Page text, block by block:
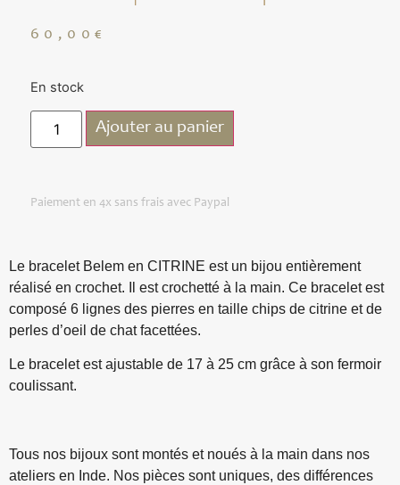
60,00 €
En stock
Ajouter au panier
Paiement en 4x sans frais avec Paypal
Le bracelet Belem en CITRINE est un bijou entièrement
réalisé en crochet. Il est crochetté à la main. Ce bracelet est
composé 6 lignes des pierres en taille chips de citrine et de
perles d’oeil de chat facettées.
Le bracelet est ajustable de 17 à 25 cm grâce à son fermoir
coulissant.
Tous nos bijoux sont montés et noués à la main dans nos
ateliers en Inde. Nos pièces sont uniques, des différences